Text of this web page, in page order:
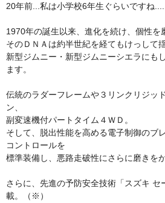
20年前...私は小学校6年生ぐらいですね......
1970年の誕生以来、進化を続け、個性を
そのＤＮＡは約半世紀を経てもけっして
新型ジムニー・新型ジムニーシエラにも
ます。
伝統のラダーフレームや３リンクリジッ
ン、
副変速機付パートタイム４ＷＤ。
そして、脱出性能を高める電子制御のブ
コントロールを
標準装備し、悪路走破性にさらに磨きを
さらに、先進の予防安全技術「スズキ セ
載。（※）